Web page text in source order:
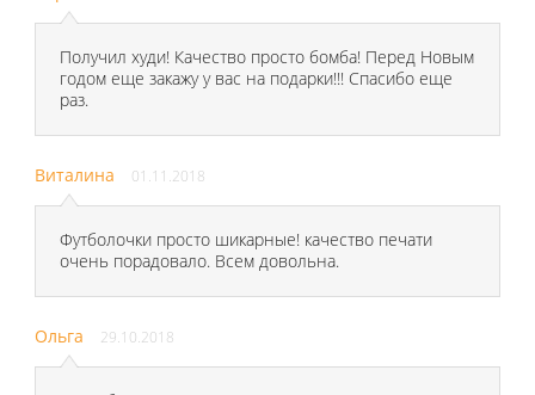
Получил худи! Качество просто бомба! Перед Новым
годом еще закажу у вас на подарки!!! Спасибо еще
раз.
Виталина 01.11.2018
Футболочки просто шикарные! качество печати
очень порадовало. Всем довольна.
Ольга 29.10.2018